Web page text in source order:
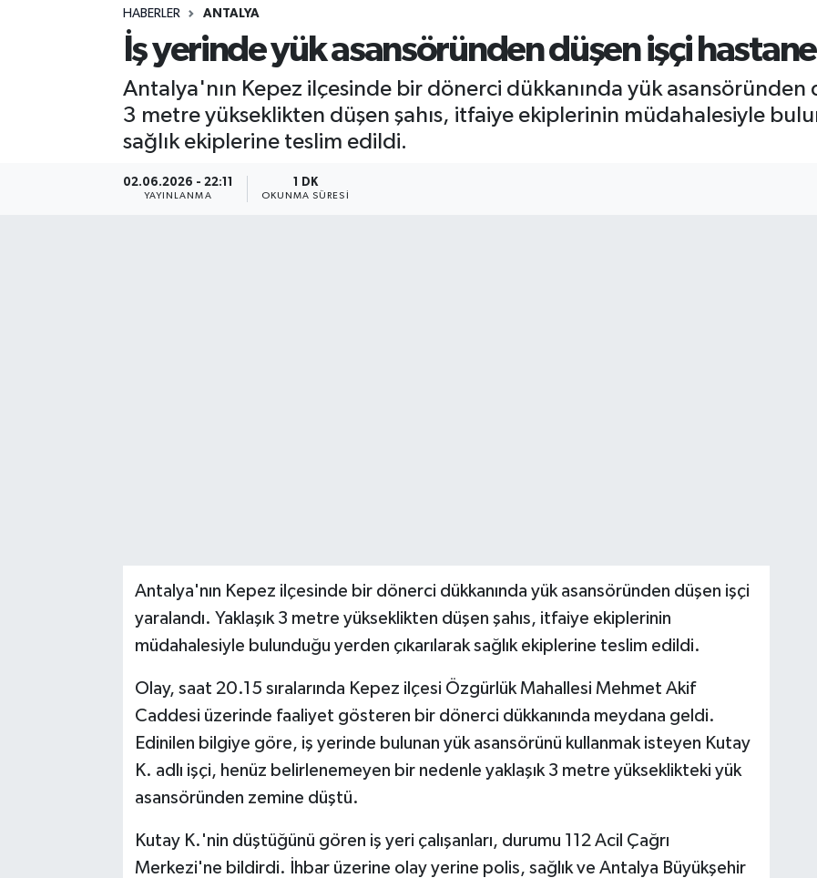
HABERLER ANTALYA
İş yerinde yük asansöründen düşen işçi
Antalya'nın Kepez ilçesinde bir dönerci dükkanında yük asansöründen
3 metre yükseklikten düşen şahıs, itfaiye ekiplerinin müdahalesiyle
sağlık ekiplerine teslim edildi.
02.06.2026 - 22:11
YAYINLANMA
1 DK
OKUNMA SÜRESI
Antalya'nın Kepez ilçesinde bir dönerci dükkanında yük asansöründen düşen işçi
yaralandı. Yaklaşık 3 metre yükseklikten düşen şahıs, itfaiye ekiplerinin
müdahalesiyle bulunduğu yerden çıkarılarak sağlık ekiplerine teslim edildi.
Olay, saat 20.15 sıralarında Kepez ilçesi Özgürlük Mahallesi Mehmet Akif
Caddesi üzerinde faaliyet gösteren bir dönerci dükkanında meydana geldi.
Edinilen bilgiye göre, iş yerinde bulunan yük asansörünü kullanmak isteyen Kutay
K. adlı işçi, henüz belirlenemeyen bir nedenle yaklaşık 3 metre yükseklikteki yük
asansöründen zemine düştü.
Kutay K.'nin düştüğünü gören iş yeri çalışanları, durumu 112 Acil Çağrı
Merkezi'ne bildirdi. İhbar üzerine olay yerine polis, sağlık ve Antalya Büyükşehir